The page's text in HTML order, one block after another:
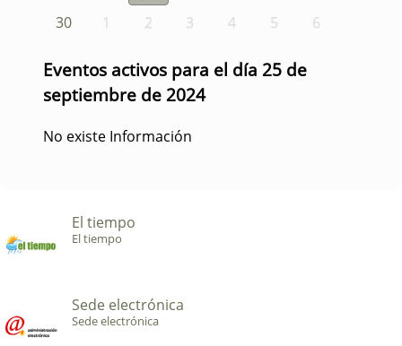
30
1 2 3 4 5 6
Eventos activos para el día 25 de
septiembre de 2024
No existe Información
El tiempo
El tiempo
Sede electrónica
Sede electrónica